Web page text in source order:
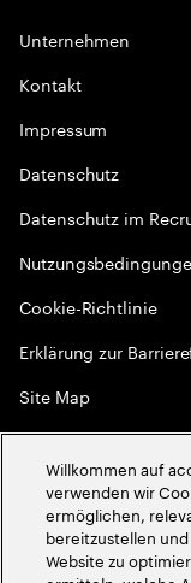
Unternehmen
Kontakt
Impressum
Datenschutz
Datenschutz im
Cookie-Richtlinie
Erklärung zur
Site Map
Globale Meritokratie
2026Accenture. Alle
Willkommen auf
verwenden wir
ermöglichen,
bereitzustellen
Website zu